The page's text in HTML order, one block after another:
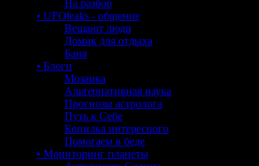
На разбор
• UFOleaks - общение
Вещают люди
Домик для отдыха
Баня
• Блоги
Мозаика
Альтернативная наука
Прогнозы астролога
Путь к Себе
Копилка интересного
Помогаем в беде
• Мониторинг планеты